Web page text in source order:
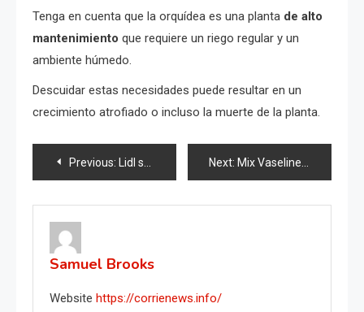
Tenga en cuenta que la orquídea es una planta de alto
mantenimiento que requiere un riego regular y un
ambiente húmedo.
Descuidar estas necesidades puede resultar en un
crecimiento atrofiado o incluso la muerte de la planta.
Post
navigation
Previous: Lidl se ha apresurado a comprar en toda Italia: ahora cuesta solo 49 euros | Expira el 12 de febrero Next: Mix Vaseline with Lemon! If only I had known this earlier
Samuel Brooks
Website https://corrienews.info/